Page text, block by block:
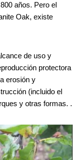
años. Pero el
Oak, existe
de uso y
protectora
erosión y
(incluido el
y otras formas. .